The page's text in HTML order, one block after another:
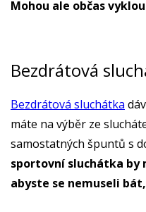
Mohou ale občas
Bezdrátová
Bezdrátová sluchátka
máte na výběr ze
samostatných špuntů s
sportovní sluchátka by
abyste se nemuseli